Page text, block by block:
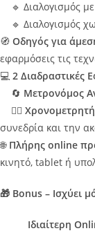
🔹 Διαλογισμός
🔹 Διαλογισμός
🧭 Οδηγός για
εφαρμόσεις τις
💻 2 Διαδραστικές
🔄 Μετρονόμος
🧘‍♀️
συνεδρία και την
🌐 Πλήρης online
κινητό, tablet ή
🎁 Bonus – Ισχύει
Ιδιαίτερη